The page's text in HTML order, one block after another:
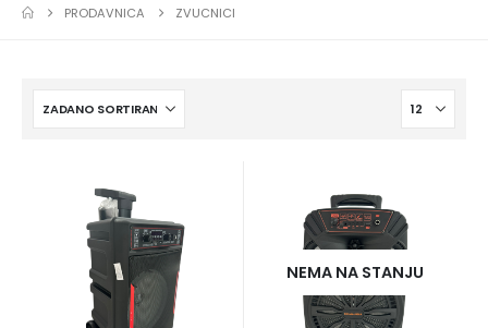
PRODAVNICA ZVUCNICI
NEMA NA STANJU